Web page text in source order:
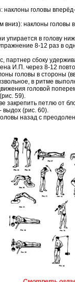
наклоны головы
вниз): наклоны
упирается в голову
8-12 раз в
сбоку
И.П. через 8-12
головы в стороны
в ритме
головой
59).
закрепить петлю от
выдох (рис. 60).
назад с